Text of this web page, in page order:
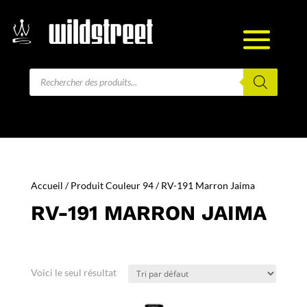
Recherche
Accueil / Produit Couleur 94 / RV-191 Marron Jaima
RV-191 MARRON JAIMA
Voici le seul résultat